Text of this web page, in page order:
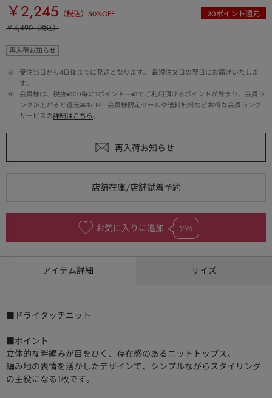
￥2,245 （税込） 50%OFF 20ポイント還元
￥4,490（税込）
再入荷お知らせ
※
受注当日から4日後までに発送となります。 最短注文日の翌日にお届けいたしま
す。
※
会員様は、税抜¥100毎に1ポイント＝¥1でご利用頂けるポイントが貯まり、会員ラ
ンクが上がると還元率もUP！会員様限定セールや送料無料などお得な会員ランク
サービスの詳細はこちら。
お気に入りに追加 296
アイテム詳細 サイズ
■ドライタッチニット
■ポイント
立体的な畔編みが目をひく、存在感のあるニットトップス。
編み地の表情を活かしたデザインで、シンプルながらスタイリング
の主役になる1枚です。